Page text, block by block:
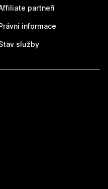
partneři
informace
služby